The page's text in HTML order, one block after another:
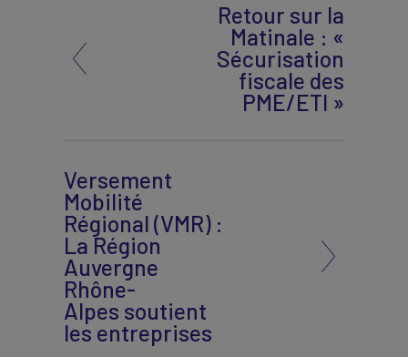
Retour sur la
Matinale : «
Sécurisation
fiscale des
PME/ETI »
Versement
Mobilité
Régional (VMR) :
La Région
Auvergne
Rhône-
Alpes soutient
les entreprises